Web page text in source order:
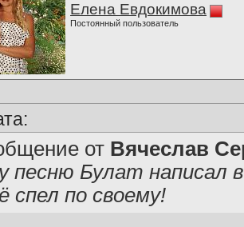
Елена Евдокимова
Постоянный пользователь
от Вячеслав
песню Булат написал в
спел по своему!